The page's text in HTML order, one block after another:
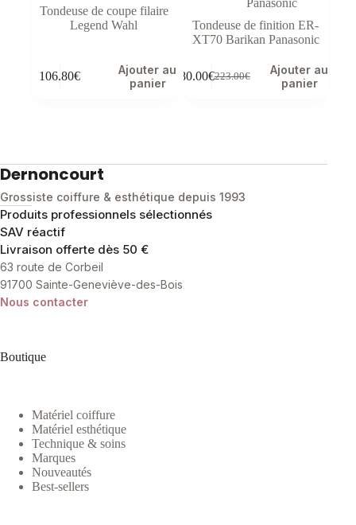
Tondeuse de coupe filaire
Legend Wahl
106.80€
Ajouter au
panier
Panasonic
Tondeuse de finition ER-
XT70 Barikan Panasonic
223.00€
Le
180.00€Le
Ajouter au
panier
Dernoncourt
Grossiste coiffure & esthétique depuis 1993
Produits professionnels sélectionnés
SAV réactif
Livraison offerte dès 50 €
63 route de Corbeil
91700 Sainte-Geneviève-des-Bois
Nous contacter
Boutique
Matériel coiffure
Matériel esthétique
Technique & soins
Marques
Nouveautés
Best-sellers